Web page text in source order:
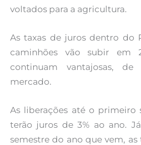
voltados para a agricultura.
As taxas de juros dentro do
caminhões vão subir em
continuam vantajosas,
mercado.
As liberações até o primeiro
terão juros de 3% ao ano.
semestre do ano que vem, as